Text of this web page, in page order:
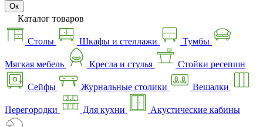
Ок
Каталог товаров
Столы Шкафы и стеллажи Тумбы
Мягкая мебель Кресла и стулья Стойки ресепшн
Сейфы Журнальные столики Вешалки
Перегородки Для кухни Акустические кабины